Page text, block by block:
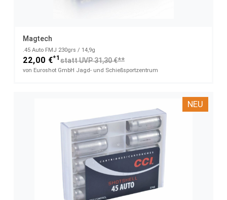
Magtech
.45 Auto FMJ 230grs / 14,9g
22,00 €*1 statt UVP 31,30 €**
von Euroshot GmbH Jagd- und Schießsportzentrum
NEU